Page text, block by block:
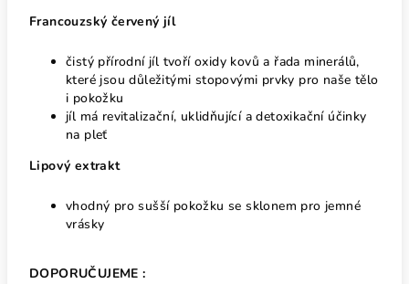
Francouzský červený jíl
čistý přírodní jíl tvoří oxidy kovů a řada minerálů,
které jsou důležitými stopovými prvky pro naše tělo
i pokožku
jíl má revitalizační, uklidňující a detoxikační účinky
na pleť
Lipový extrakt
vhodný pro sušší pokožku se sklonem pro jemné
vrásky
DOPORUČUJEME :